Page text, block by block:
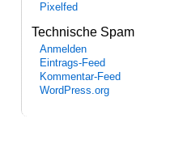
Pixelfed
Technische Spam
Anmelden
Eintrags-Feed
Kommentar-Feed
WordPress.org